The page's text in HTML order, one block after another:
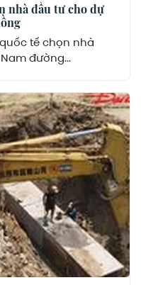
nhà đầu tư cho dự
tế chọn nhà
đường...